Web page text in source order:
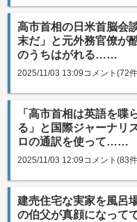
高市首相の日米首脳会
末だ」と元外務官僚が
のうちはがれる……
2025/11/03 13:09コメント(72
「高市首相は英語を喋
る」と国際ジャーナリ
ロの通訳を使って……
2025/11/03 12:09コメント(83
建売住宅な実家を風呂
の伯父が真顔になって